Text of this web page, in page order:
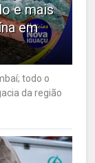
e mais
em
todo o
da região